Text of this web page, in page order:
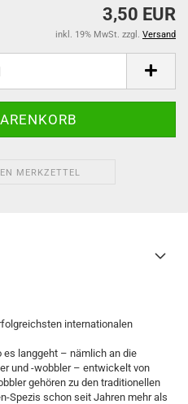
3,50 EUR
inkl. 19% MwSt. zzgl. Versand
MERKZETTEL
internationalen
es langgeht – nämlich an die
und -wobbler – entwickelt von
gehören zu den traditionellen
Spezis schon seit Jahren mehr als